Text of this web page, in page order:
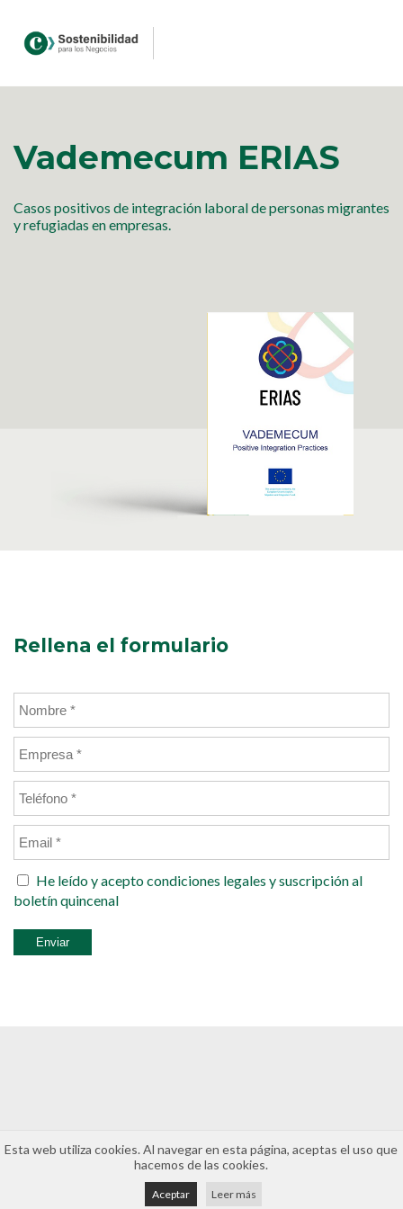
Vademecum ERIAS
Casos positivos de integración laboral de personas migrantes
y refugiadas en empresas.
Rellena el formulario
He leído y aceptocondiciones legales y suscripción al
boletín quincenal
Esta web utiliza cookies. Al navegar en esta página, aceptas el uso que
hacemos de las cookies.
Aceptar Leer más